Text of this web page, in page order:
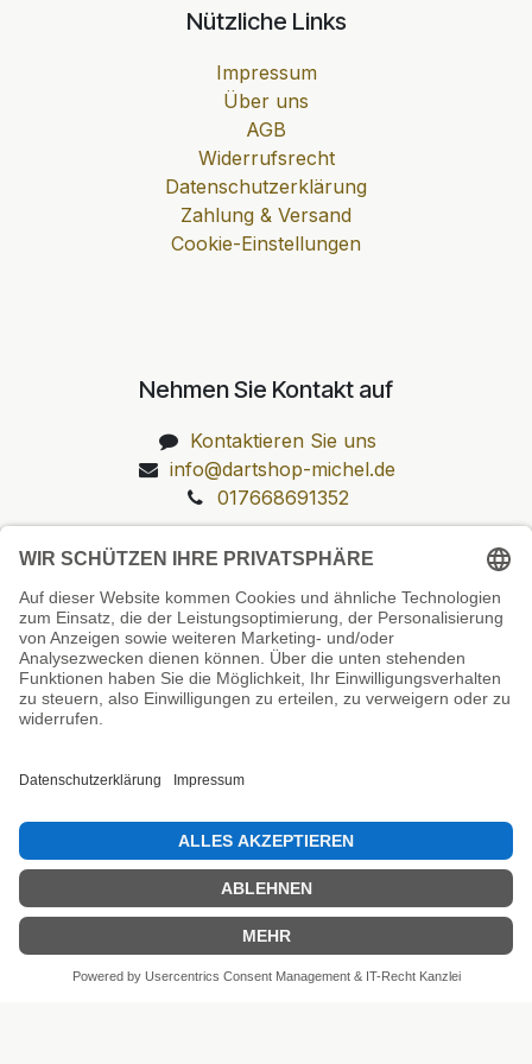
Nützliche Links
Impressum
Über uns
AGB
Widerrufsrecht
Datenschutzerklärung
Zahlung & Versand
Cookie-Einstellungen
Nehmen Sie Kontakt auf
Kontaktieren Sie uns
info@dartshop-michel.de
017668691352
Unsere Prüfsiegel